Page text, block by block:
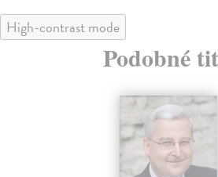
High-contrast mode
Podobné